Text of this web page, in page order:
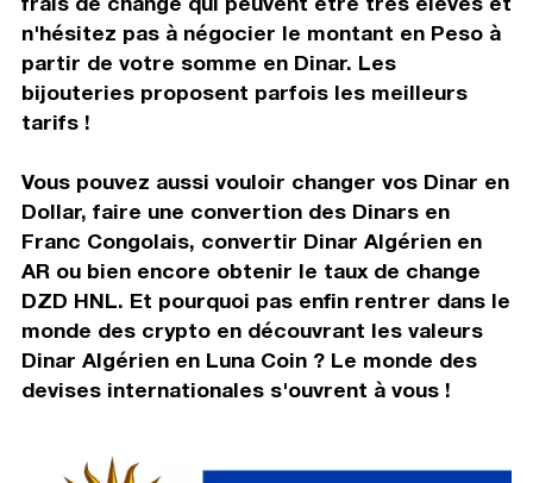
n'hésitez pas à négocier le montant en Peso à
partir de votre somme en Dinar. Les
bijouteries proposent parfois les meilleurs
tarifs !
Vous pouvez aussi vouloir changer vos Dinar en
Dollar, faire une convertion des Dinars en
Franc Congolais, convertir Dinar Algérien en
AR ou bien encore obtenir le taux de change
DZD HNL. Et pourquoi pas enfin rentrer dans le
monde des crypto en découvrant les valeurs
Dinar Algérien en Luna Coin ? Le monde des
devises internationales s'ouvrent à vous !